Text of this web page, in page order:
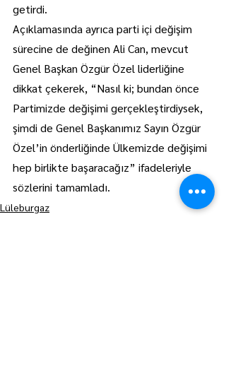
getirdi.
Açıklamasında ayrıca parti içi değişim
sürecine de değinen Ali Can, mevcut
Genel Başkan Özgür Özel liderliğine
dikkat çekerek, “Nasıl ki; bundan önce
Partimizde değişimi gerçekleştirdiysek,
şimdi de Genel Başkanımız Sayın Özgür
Özel’in önderliğinde Ülkemizde değişimi
hep birlikte başaracağız” ifadeleriyle
sözlerini tamamladı.
Lüleburgaz